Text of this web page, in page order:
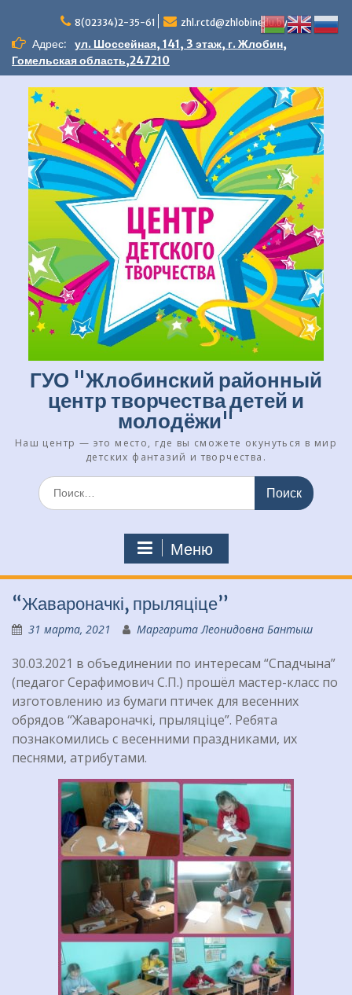
содержимому
8(02334)2-35-61 zhl.rctd@zhlobinedu.by
Адрес:
ул. Шоссейная, 141, 3 этаж, г. Жлобин,
Гомельская область,247210
ГУО "Жлобинский районный
центр творчества детей и
молодёжи"
Наш центр — это место, где вы сможете окунуться в мир
детских фантазий и творчества.
Искать:
Меню
“Жавароначкі, прыляціце”
31 марта, 2021 Маргарита Леонидовна Бантыш
30.03.2021 в объединении по интересам “Спадчына”
(педагог Серафимович С.П.) прошёл мастер-класс по
изготовлению из бумаги птичек для весенних
обрядов “Жавароначкі, прыляціце”. Ребята
познакомились с весенними праздниками, их
песнями, атрибутами.